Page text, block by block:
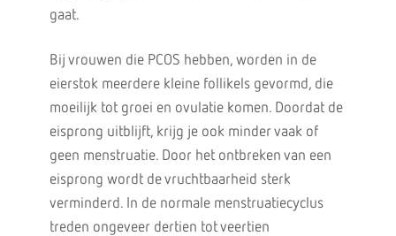
gaat.
Bij vrouwen die PCOS hebben, worden in de
eierstok meerdere kleine follikels gevormd, die
moeilijk tot groei en ovulatie komen. Doordat de
eisprong uitblijft, krijg je ook minder vaak of
geen menstruatie. Door het ontbreken van een
eisprong wordt de vruchtbaarheid sterk
verminderd. In de normale menstruatiecyclus
treden ongeveer dertien tot veertien